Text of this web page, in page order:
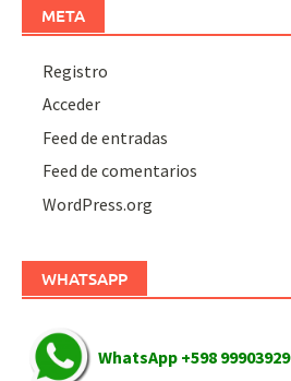
META
Registro
Acceder
Feed de entradas
Feed de comentarios
WordPress.org
WHATSAPP
WhatsApp +598 99903929